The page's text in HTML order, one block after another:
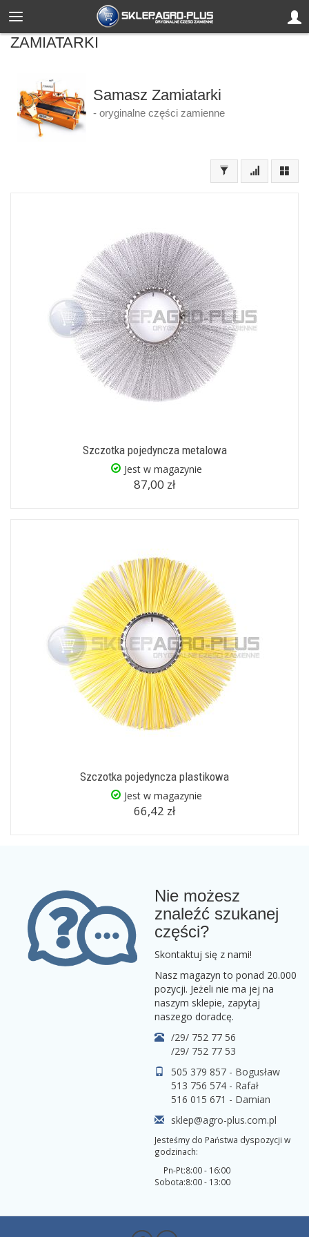
ZAMIATARKI
Samasz Zamiatarki
- oryginalne części zamienne
Szczotka pojedyncza metalowa
Jest w magazynie
87,00 zł
Szczotka pojedyncza plastikowa
Jest w magazynie
66,42 zł
Nie możesz
znaleźć szukanej
części?
Skontaktuj się z nami!
Nasz magazyn to ponad 20.000
pozycji. Jeżeli nie ma jej na
naszym sklepie, zapytaj
naszego doradcę.
/29/ 752 77 56
/29/ 752 77 53
505 379 857 - Bogusław
513 756 574 - Rafał
516 015 671 - Damian
sklep@agro-plus.com.pl
Jesteśmy do Państwa dyspozycji w
godzinach:
Pn-Pt:
Sobota:
8:00 - 16:00
8:00 - 13:00